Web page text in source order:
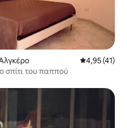
Μέση
4,95 (41)
σπίτι του παππού